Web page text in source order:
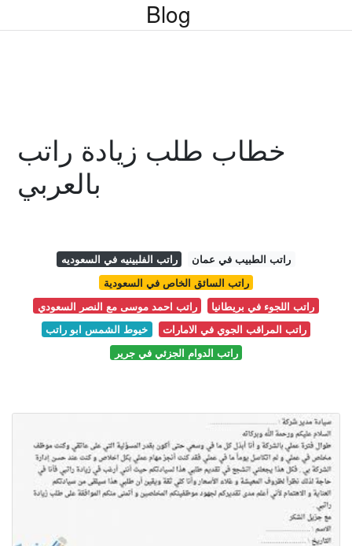
Blog
خطاب طلب زيادة راتب
بالعربي
راتب الفلبينيه في السعوديه
راتب الطبيب في عمان
راتب السائق الخاص في السعودية
راتب احمد موسى مع النصر السعودي
راتب اللجوء في بريطانيا
خيوط الشمس ابو راتب
راتب المراقب الجوي في الامارات
راتب الدوام الجزئي في جرير